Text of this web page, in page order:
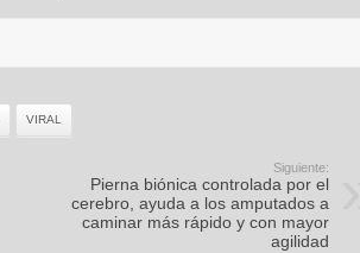
VIRAL
Siguiente:
Pierna biónica controlada por el
cerebro, ayuda a los amputados a
caminar más rápido y con mayor
agilidad